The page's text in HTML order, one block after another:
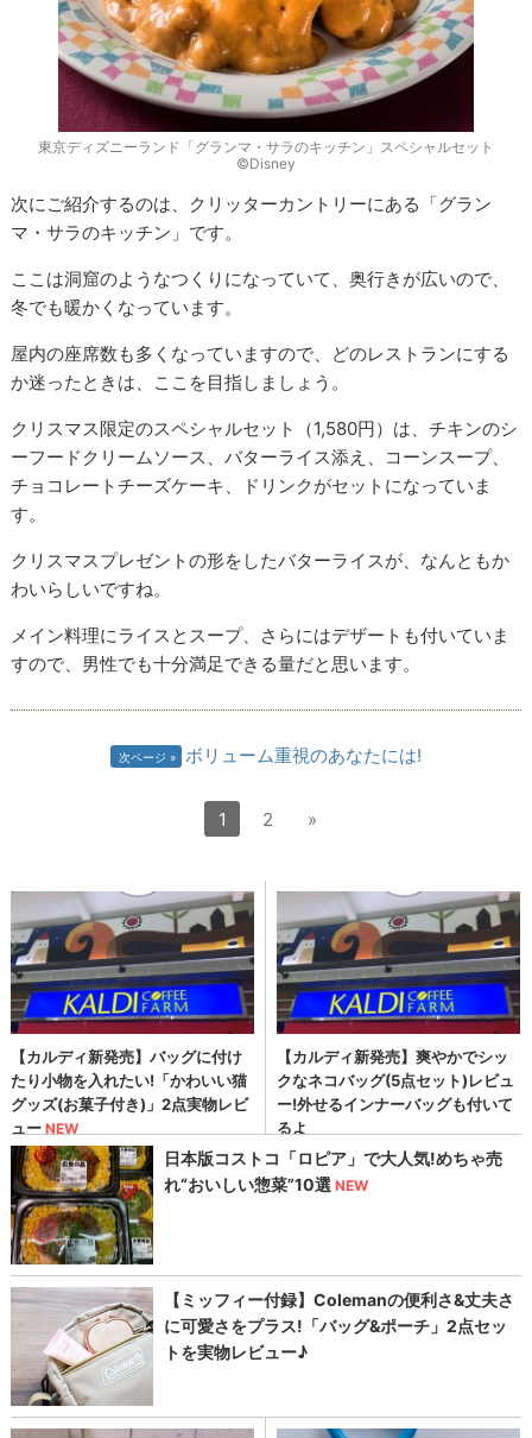
東京ディズニーランド「グランマ・サラのキッチン」スペシャルセット
©Disney
次にご紹介するのは、クリッターカントリーにある「グラン
マ・サラのキッチン」です。
ここは洞窟のようなつくりになっていて、奥行きが広いので、
冬でも暖かくなっています。
屋内の座席数も多くなっていますので、どのレストランにする
か迷ったときは、ここを目指しましょう。
クリスマス限定のスペシャルセット（1,580円）は、チキンのシ
ーフードクリームソース、バターライス添え、コーンスープ、
チョコレートチーズケーキ、ドリンクがセットになっていま
す。
クリスマスプレゼントの形をしたバターライスが、なんともか
わいらしいですね。
メイン料理にライスとスープ、さらにはデザートも付いていま
すので、男性でも十分満足できる量だと思います。
次ページ ボリューム重視のあなたには!
1 2 »